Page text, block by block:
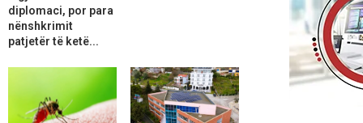
diplomaci, por para
nënshkrimit
patjetër të ketë...